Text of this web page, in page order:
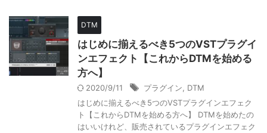
DTM
はじめに揃えるべき5つのVSTプラグイ
ンエフェクト【これからDTMを始める
方へ】
2020/9/11 プラグイン
DTM
はじめに揃えるべき5つのVSTプラグインエフェク
ト【これからDTMを始める方へ】 DTMを始めたの
はいいけれど、販売されているプラグインエフェク